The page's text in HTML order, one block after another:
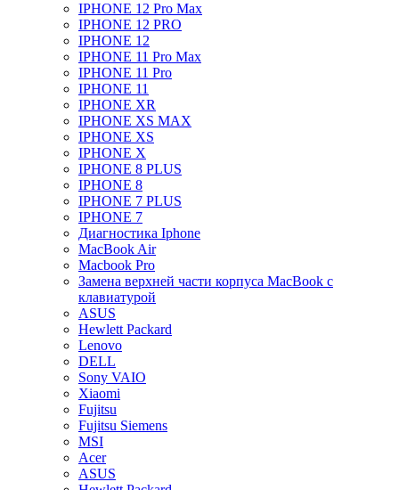
IPHONE 12 Pro Max
IPHONE 12 PRO
IPHONE 12
IPHONE 11 Pro Max
IPHONE 11 Pro
IPHONE 11
IPHONE XR
IPHONE XS MAX
IPHONE XS
IPHONE X
IPHONE 8 PLUS
IPHONE 8
IPHONE 7 PLUS
IPHONE 7
Диагностика Iphone
MacBook Air
Macbook Pro
Замена верхней части корпуса MacBook с
клавиатурой
ASUS
Hewlett Packard
Lenovo
DELL
Sony VAIO
Xiaomi
Fujitsu
Fujitsu Siemens
MSI
Acer
ASUS